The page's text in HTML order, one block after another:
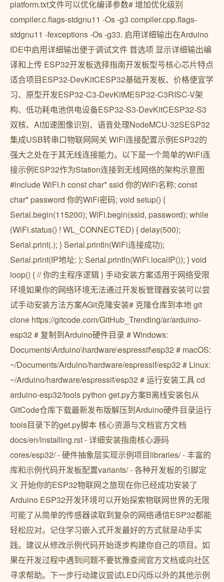
platform.txt文件可以优化编译参数# 增加优化级别
compiler.c.flags-stdgnu11 -Os -g3 compiler.cpp.flags-
stdgnu11 -fexceptions -Os -g33. 启用详细输出在Arduino
IDE中启用详细输出便于调试文件 首选项 显示详细输出编
译和上传 ESP32开发板选择指南开发板型号核心芯片特点
适合项目ESP32-DevKitCESP32基础开发板、价格便宜学
习、原型开发ESP32-C3-DevKitMESP32-C3RISC-V架
构、低功耗电池供电设备ESP32-S3-DevKitCESP32-S3
双核、AI加速图像识别、语音处理NodeMCU-32SESP32
集成USB转串口物联网网关 WiFi连接配置示例ESP32的
强大之处在于其无线连接能力。以下是一个简单的WiFi连
接示例ESP32作为Station连接到无线网络的架构示意图
#include WiFi.h const char* ssid 你的WiFi名称; const
char* password 你的WiFi密码; void setup() {
Serial.begin(115200); WiFi.begin(ssid, password); while
(WiFi.status() ! WL_CONNECTED) { delay(500);
Serial.print(.); } Serial.println(WiFi连接成功);
Serial.print(IP地址: ); Serial.println(WiFi.localIP()); } void
loop() { // 你的主程序逻辑 } 手动安装方案适用于网络受限
环境如果你的网络环境无法通过开发板管理器安装可以尝
试手动安装方法方案AGit克隆安装# 克隆仓库到本地 git
clone https://gitcode.com/GitHub_Trending/ar/arduino-
esp32 # 复制到Arduino硬件目录 # Windows:
Documents\Arduino\hardware\espressif\esp32 # macOS:
~/Documents/Arduino/hardware/espressif/esp32 # Linux:
~/Arduino/hardware/espressif/esp32 # 运行安装工具 cd
arduino-esp32/tools python get.py方案B离线安装包从
GitCode仓库下载最新发布版解压到Arduino硬件目录运行
tools目录下的get.py脚本 核心资源与文档官方文档
docs/en/installing.rst - 详细安装指南核心源码
cores/esp32/ - 硬件抽象层实现示例项目libraries/ - 丰富的
库和示例代码开发板配置variants/ - 各种开发板的引脚定
义 开始你的ESP32物联网之旅现在你已经成功安装了
Arduino ESP32开发环境可以开始探索物联网世界的无限
可能了从简单的传感器读取到复杂的网络通信ESP32都能
轻松应对。记住学习嵌入式开发最好的方式就是动手实
践。建议从修改示例代码开始逐步构建你自己的项目。如
果在开发过程中遇到问题不要犹豫查阅官方文档或向社区
寻求帮助。下一步行动建议尝试LED闪烁以外的其他示例